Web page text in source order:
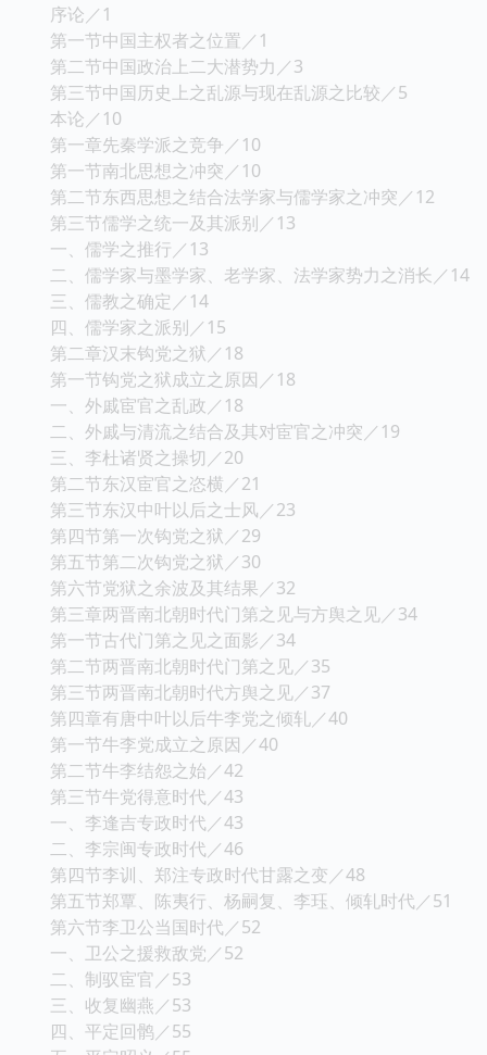
序论／1
第一节中国主权者之位置／1
第二节中国政治上二大潜势力／3
第三节中国历史上之乱源与现在乱源之比较／5
本论／10
第一章先秦学派之竞争／10
第一节南北思想之冲突／10
第二节东西思想之结合法学家与儒学家之冲突／12
第三节儒学之统一及其派别／13
一、儒学之推行／13
二、儒学家与墨学家、老学家、法学家势力之消长／14
三、儒教之确定／14
四、儒学家之派别／15
第二章汉末钩党之狱／18
第一节钩党之狱成立之原因／18
一、外戚宦官之乱政／18
二、外戚与清流之结合及其对宦官之冲突／19
三、李杜诸贤之操切／20
第二节东汉宦官之恣横／21
第三节东汉中叶以后之士风／23
第四节第一次钩党之狱／29
第五节第二次钩党之狱／30
第六节党狱之余波及其结果／32
第三章两晋南北朝时代门第之见与方舆之见／34
第一节古代门第之见之面影／34
第二节两晋南北朝时代门第之见／35
第三节两晋南北朝时代方舆之见／37
第四章有唐中叶以后牛李党之倾轧／40
第一节牛李党成立之原因／40
第二节牛李结怨之始／42
第三节牛党得意时代／43
一、李逢吉专政时代／43
二、李宗闽专政时代／46
第四节李训、郑注专政时代甘露之变／48
第五节郑覃、陈夷行、杨嗣复、李珏、倾轧时代／51
第六节李卫公当国时代／52
一、卫公之援救敌党／52
二、制驭宦官／53
三、收复幽燕／53
四、平定回鹘／55